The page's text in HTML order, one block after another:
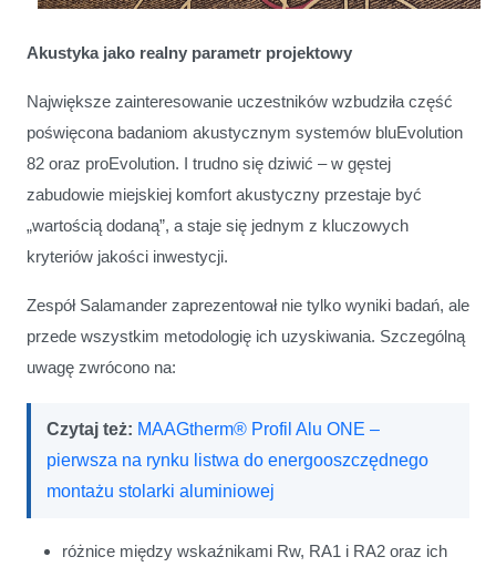
Akustyka jako realny parametr projektowy
Największe zainteresowanie uczestników wzbudziła część
poświęcona badaniom akustycznym systemów bluEvolution
82 oraz proEvolution. I trudno się dziwić – w gęstej
zabudowie miejskiej komfort akustyczny przestaje być
„wartością dodaną”, a staje się jednym z kluczowych
kryteriów jakości inwestycji.
Zespół Salamander zaprezentował nie tylko wyniki badań, ale
przede wszystkim metodologię ich uzyskiwania. Szczególną
uwagę zwrócono na:
Czytaj też: MAAGtherm® Profil Alu ONE –
pierwsza na rynku listwa do energooszczędnego
montażu stolarki aluminiowej
różnice między wskaźnikami Rw, RA1 i RA2 oraz ich